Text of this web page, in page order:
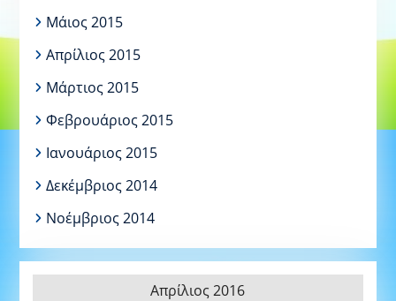
Μάιος 2015
Απρίλιος 2015
Μάρτιος 2015
Φεβρουάριος 2015
Ιανουάριος 2015
Δεκέμβριος 2014
Νοέμβριος 2014
Απρίλιος 2016